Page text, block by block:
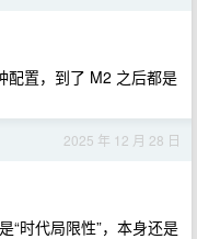
配置，到了 M2 之后都是
2025 年 12 月 28 日
“时代局限性”，本身还是